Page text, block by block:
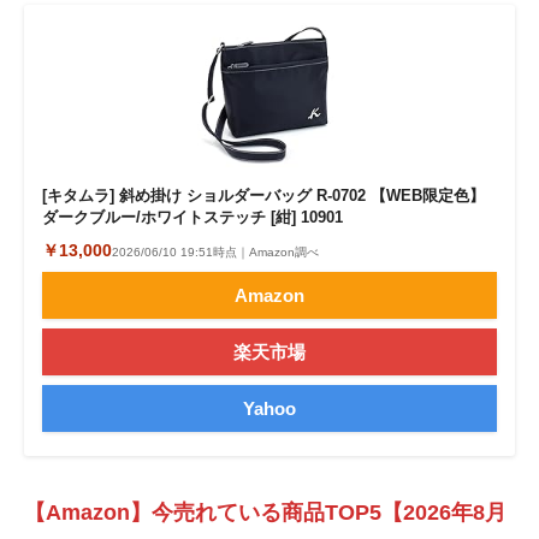
[キタムラ] 斜め掛け ショルダーバッグ R-0702 【WEB限定色】
ダークブルー/ホワイトステッチ [紺] 10901
￥13,0002026/06/10 19:51時点｜Amazon調べ
Amazon
楽天市場
Yahoo
【Amazon】今売れている商品TOP5【2026年8月